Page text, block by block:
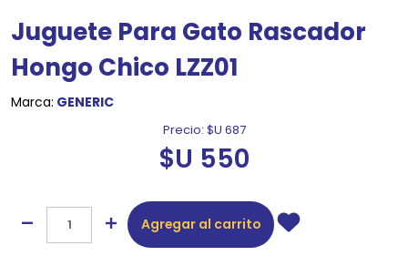
Juguete Para Gato Rascador
Hongo Chico LZZ01
Marca: GENERIC
Precio: $U 687
$U 550
Agregar al carrito